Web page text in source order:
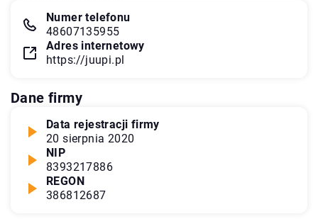
Numer telefonu
48607135955
Adres internetowy
https://juupi.pl
Dane firmy
Data rejestracji firmy
20 sierpnia 2020
NIP
8393217886
REGON
386812687